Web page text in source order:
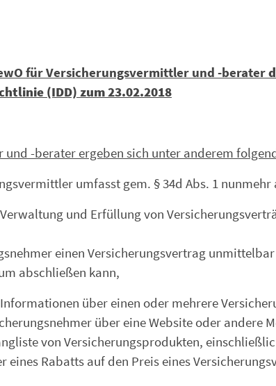
für Versicherungsvermittler und -berater
(IDD) zum 23.02.2018
-berater ergeben sich unter anderem
umfasst gem. § 34d Abs. 1 nunmehr
und Erfüllung von
einen Versicherungsvertrag
abschließen kann,
über einen oder mehrere
über eine Website oder andere
von Versicherungsprodukten,
eines Rabatts auf den Preis eines